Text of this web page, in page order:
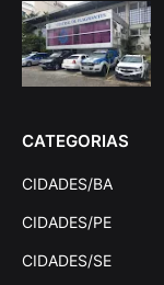
CATEGORIAS
CIDADES/BA
CIDADES/PE
CIDADES/SE